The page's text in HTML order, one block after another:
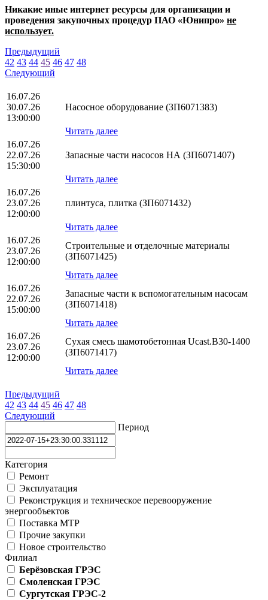
Никакие иные интернет ресурсы для организации и
проведения закупочных процедур ПАО «Юнипро» не
использует.
Предыдущий
42 43 44 45 46 47 48
Следующий
16.07.26
30.07.26
13:00:00
Насосное оборудование (ЗП6071383)
Читать далее
16.07.26
22.07.26
15:30:00
Запасные части насосов НА (ЗП6071407)
Читать далее
16.07.26
23.07.26
12:00:00
плинтуса, плитка (ЗП6071432)
Читать далее
16.07.26
23.07.26
12:00:00
Строительные и отделочные материалы
(ЗП6071425)
Читать далее
16.07.26
22.07.26
15:00:00
Запасные части к вспомогательным насосам
(ЗП6071418)
Читать далее
16.07.26
23.07.26
12:00:00
Сухая смесь шамотобетонная Ucast.B30-1400
(ЗП6071417)
Читать далее
Предыдущий
42 43 44 45 46 47 48
Следующий
Период
Категория
Ремонт
Эксплуатация
Реконструкция и техническое перевооружение
энергообъектов
Поставка МТР
Прочие закупки
Новое строительство
Филиал
Берёзовская ГРЭС
Смоленская ГРЭС
Сургутская ГРЭС-2